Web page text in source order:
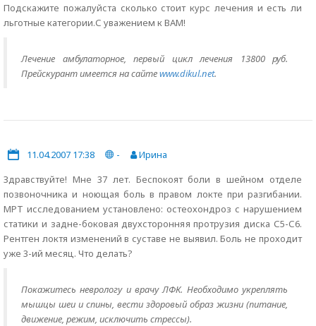
Подскажите пожалуйста сколько стоит курс лечения и есть ли
льготные категории.С уважением к ВАМ!
Лечение амбулаторное, первый цикл лечения 13800 руб.
Прейскурант имеется на сайтеwww.dikul.net.
11.04.2007 17:38 -
Ирина
Здравствуйте! Мне 37 лет. Беспокоят боли в шейном отделе
позвоночника и ноющая боль в правом локте при разгибании.
МРТ исследованием установлено: остеохондроз с нарушением
статики и задне-боковая двухсторонняя протрузия диска С5-С6.
Рентген локтя изменений в суставе не выявил. Боль не проходит
уже 3-ий месяц. Что делать?
Покажитесь неврологу и врачу ЛФК. Необходимо укреплять
мышцы шеи и спины, вести здоровый образ жизни (питание,
движение, режим, исключить стрессы).